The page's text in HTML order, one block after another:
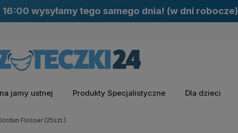
16:00 wysyłamy tego samego dnia! (w dni robocze)
jamy ustnej Produkty Specjalistyczne Dla dzieci
Flosser (25szt.)